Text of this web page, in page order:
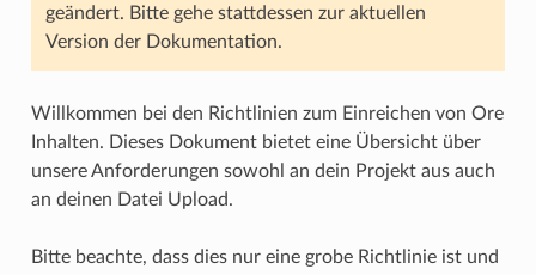
geändert. Bitte gehe stattdessen zur aktuellen
Version der Dokumentation.
Willkommen bei den Richtlinien zum Einreichen von Ore
Inhalten. Dieses Dokument bietet eine Übersicht über
unsere Anforderungen sowohl an dein Projekt aus auch
an deinen Datei Upload.
Bitte beachte, dass dies nur eine grobe Richtlinie ist und